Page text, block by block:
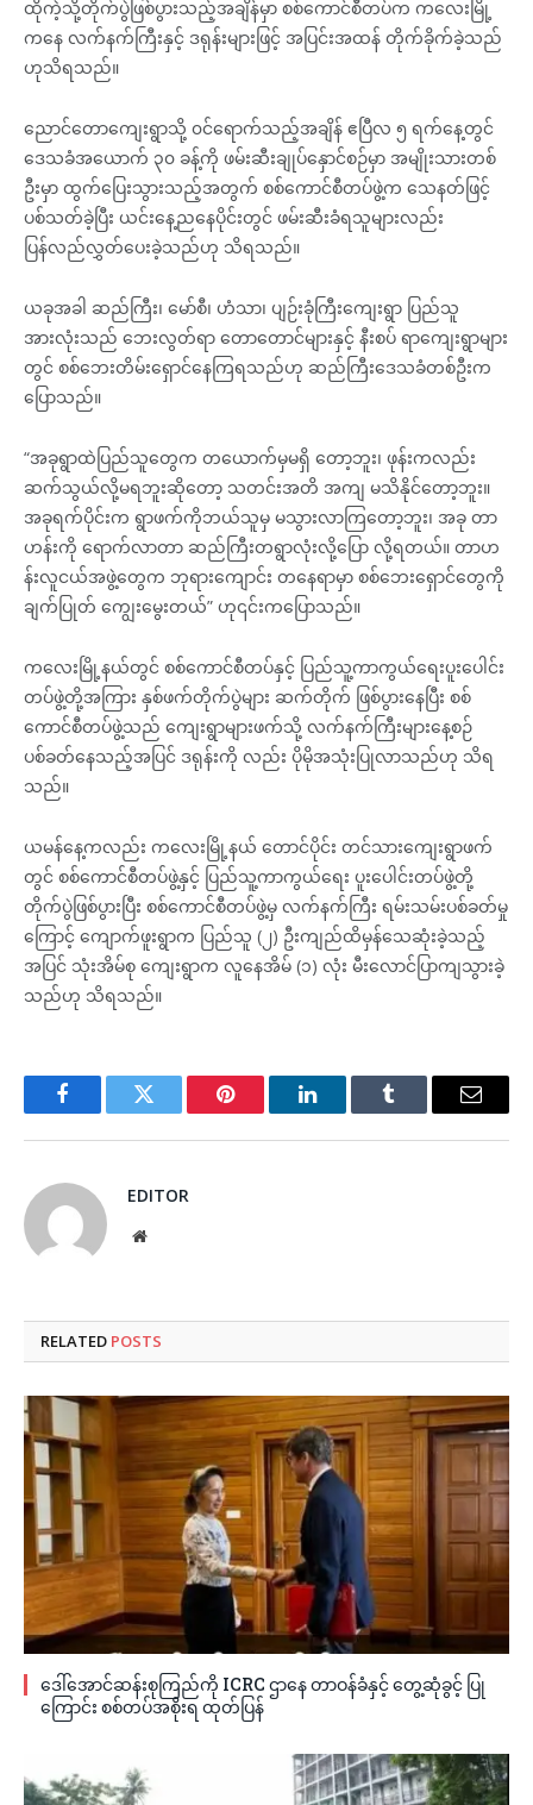
ထိုကဲ့သို့တိုက်ပွဲဖြစ်ပွားသည့်အချိန်မှာ စစ်ကောင်စီတပ်က ကလေးမြို့
ကနေ လက်နက်ကြီးနှင့် ဒရုန်းများဖြင့် အပြင်းအထန် တိုက်ခိုက်ခဲ့သည်
ဟုသိရသည်။
ညောင်တောကျေးရွာသို့ ၀င်ရောက်သည့်အချိန် ဧပြီလ ၅ ရက်နေ့တွင်
ဒေသခံအယောက် ၃၀ ခန့်ကို ဖမ်းဆီးချုပ်နှောင်စဉ်မှာ အမျိုးသားတစ်
ဦးမှာ ထွက်ပြေးသွားသည့်အတွက် စစ်ကောင်စီတပ်ဖွဲ့က သေနတ်ဖြင့်
ပစ်သတ်ခဲ့ပြီး ယင်းနေ့ညနေပိုင်းတွင် ဖမ်းဆီးခံရသူများလည်း
ပြန်လည်လွှတ်ပေးခဲ့သည်ဟု သိရသည်။
ယခုအခါ ဆည်ကြီး၊ မော်စီ၊ ဟံသာ၊ ပျဉ်းခုံကြီးကျေးရွာ ပြည်သူ
အားလုံးသည် ဘေးလွတ်ရာ တောတောင်များနှင့် နီးစပ် ရာကျေးရွာများ
တွင် စစ်ဘေးတိမ်းရှောင်နေကြရသည်ဟု ဆည်ကြီးဒေသခံတစ်ဦးက
ပြောသည်။
“အခုရွာထဲပြည်သူတွေက တယောက်မှမရှိ တော့ဘူး၊ ဖုန်းကလည်း
ဆက်သွယ်လို့မရဘူးဆိုတော့ သတင်းအတိ အကျ မသိနိုင်တော့ဘူး။
အခုရက်ပိုင်းက ရွာဖက်ကိုဘယ်သူမှ မသွားလာကြတော့ဘူး၊ အခု တာ
ဟန်းကို ရောက်လာတာ ဆည်ကြီးတရွာလုံးလို့ပြော လို့ရတယ်။ တာဟ
န်းလူငယ်အဖွဲ့တွေက ဘုရားကျောင်း တနေရာမှာ စစ်ဘေးရှောင်တွေကို
ချက်ပြုတ် ကျွေးမွေးတယ်” ဟု၎င်းကပြောသည်။
ကလေးမြို့နယ်တွင် စစ်ကောင်စီတပ်နှင့် ပြည်သူ့ကာကွယ်ရေးပူးပေါင်း
တပ်ဖွဲ့တို့အကြား နှစ်ဖက်တိုက်ပွဲများ ဆက်တိုက် ဖြစ်ပွားနေပြီး စစ်
ကောင်စီတပ်ဖွဲ့သည် ကျေးရွာများဖက်သို့ လက်နက်ကြီးများနေ့စဉ်
ပစ်ခတ်နေသည့်အပြင် ဒရုန်းကို လည်း ပိုမိုအသုံးပြုလာသည်ဟု သိရ
သည်။
ယမန်နေ့ကလည်း ကလေးမြို့နယ် တောင်ပိုင်း တင်သားကျေးရွာဖက်
တွင် စစ်ကောင်စီတပ်ဖွဲ့နှင့် ပြည်သူ့ကာကွယ်ရေး ပူးပေါင်းတပ်ဖွဲ့တို့
တိုက်ပွဲဖြစ်ပွားပြီး စစ်ကောင်စီတပ်ဖွဲ့မှ လက်နက်ကြီး ရမ်းသမ်းပစ်ခတ်မှု
ကြောင့် ကျောက်ဖူးရွာက ပြည်သူ (၂) ဦးကျည်ထိမှန်သေဆုံးခဲ့သည့်
အပြင် သုံးအိမ်စု ကျေးရွာက လူနေအိမ် (၁) လုံး မီးလောင်ပြာကျသွားခဲ့
သည်ဟု သိရသည်။
FacebookTwitter Pinterest LinkedInTumblr Email
EDITOR
Website
RELATED POSTS
ဒေါ်အောင်ဆန်းစုကြည်ကို ICRC ဌာနေ တာဝန်ခံနှင့် တွေ့ဆုံခွင့် ပြု
ကြောင်း စစ်တပ်အစိုးရ ထုတ်ပြန်